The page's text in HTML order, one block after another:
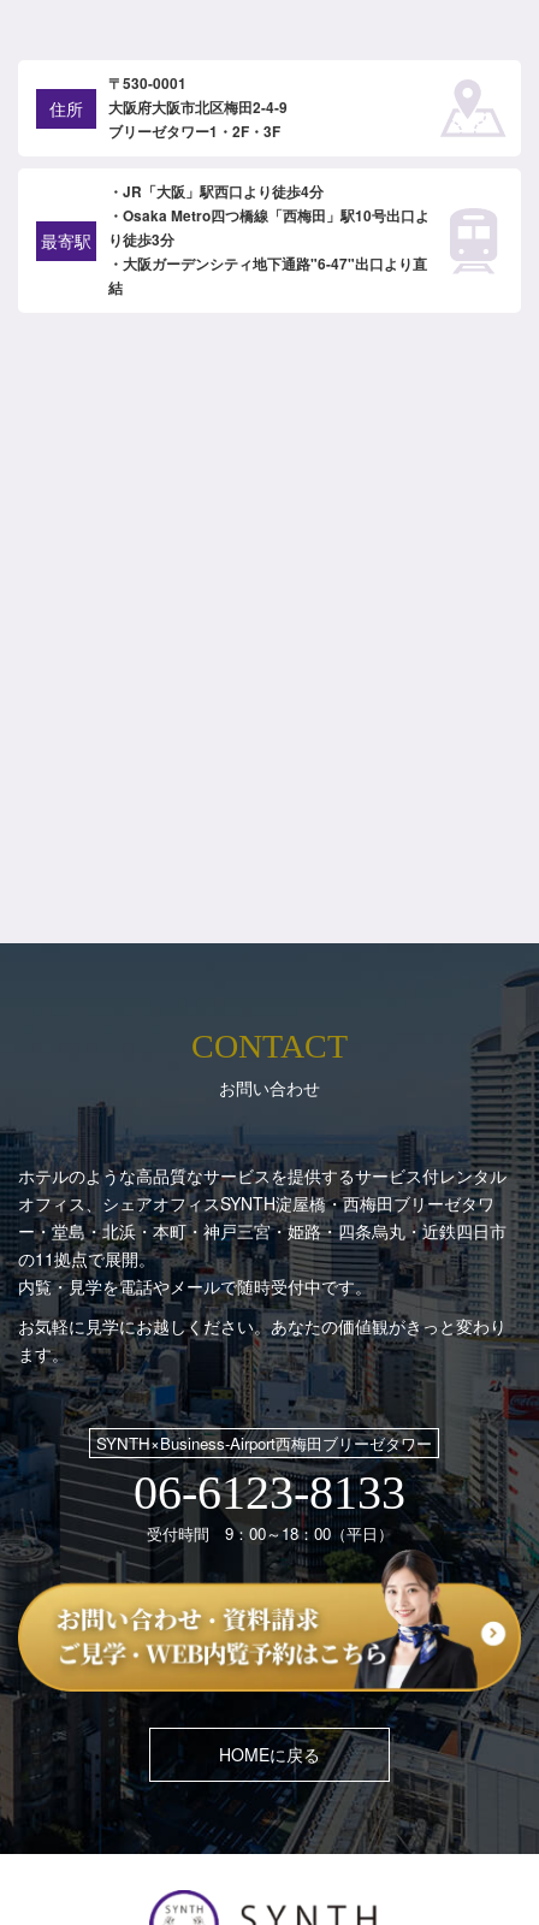
住所
〒530-0001
大阪府大阪市北区梅田2-4-9
ブリーゼタワー1・2F・3F
最寄駅
・JR「大阪」駅西口より徒歩4分
・Osaka Metro四つ橋線「西梅田」駅10号出口よ
り徒歩3分
・大阪ガーデンシティ地下通路"6-47"出口より直
結
CONTACT
お問い合わせ
ホテルのような高品質なサービスを提供するサービス付レンタル
オフィス、シェアオフィスSYNTH淀屋橋・西梅田ブリーゼタワ
ー・堂島・北浜・本町・神戸三宮・姫路・四条烏丸・近鉄四日市
の11拠点で展開。
内覧・見学を電話やメールで随時受付中です。
お気軽に見学にお越しください。あなたの価値観がきっと変わり
ます。
SYNTH×Business-Airport西梅田ブリーゼタワー
06-6123-8133
受付時間 9：00～18：00（平日）
HOMEに戻る